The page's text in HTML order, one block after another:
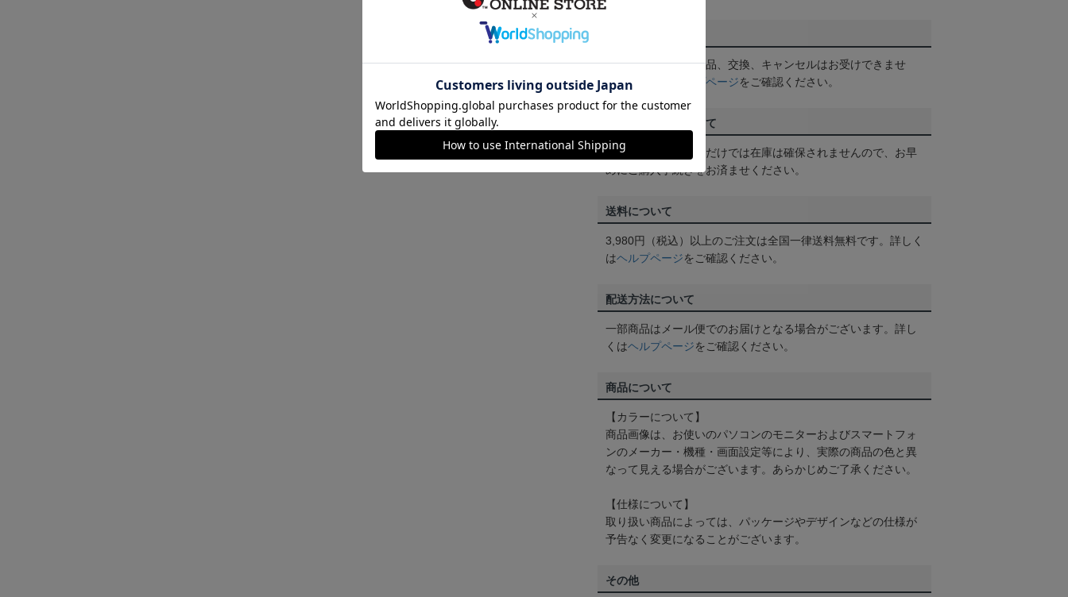
お客様都合による返品、交換、キャンセルはお受けできませ
ん。詳しくは
ヘルプページをご確認ください。
ご注文の確定について
買い物かごに入れるだけでは在庫は確保されませんので、お早
めにご購入手続きをお済ませください。
送料について
3,980円（税込）以上のご注文は全国一律送料無料です。詳しく
はヘルプページをご確認ください。
配送方法について
一部商品はメール便でのお届けとなる場合がございます。詳し
くはヘルプページをご確認ください。
商品について
【カラーについて】
商品画像は、お使いのパソコンのモニターおよびスマートフォ
ンのメーカー・機種・画面設定等により、実際の商品の色と異
なって見える場合がございます。あらかじめご了承ください。
【仕様について】
取り扱い商品によっては、パッケージやデザインなどの仕様が
予告なく変更になることがございます。
その他